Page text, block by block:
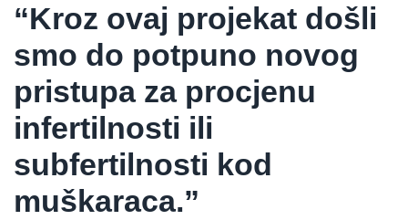
“Kroz ovaj projekat došli
smo do potpuno novog
pristupa za procjenu
infertilnosti ili
subfertilnosti kod
muškaraca.”